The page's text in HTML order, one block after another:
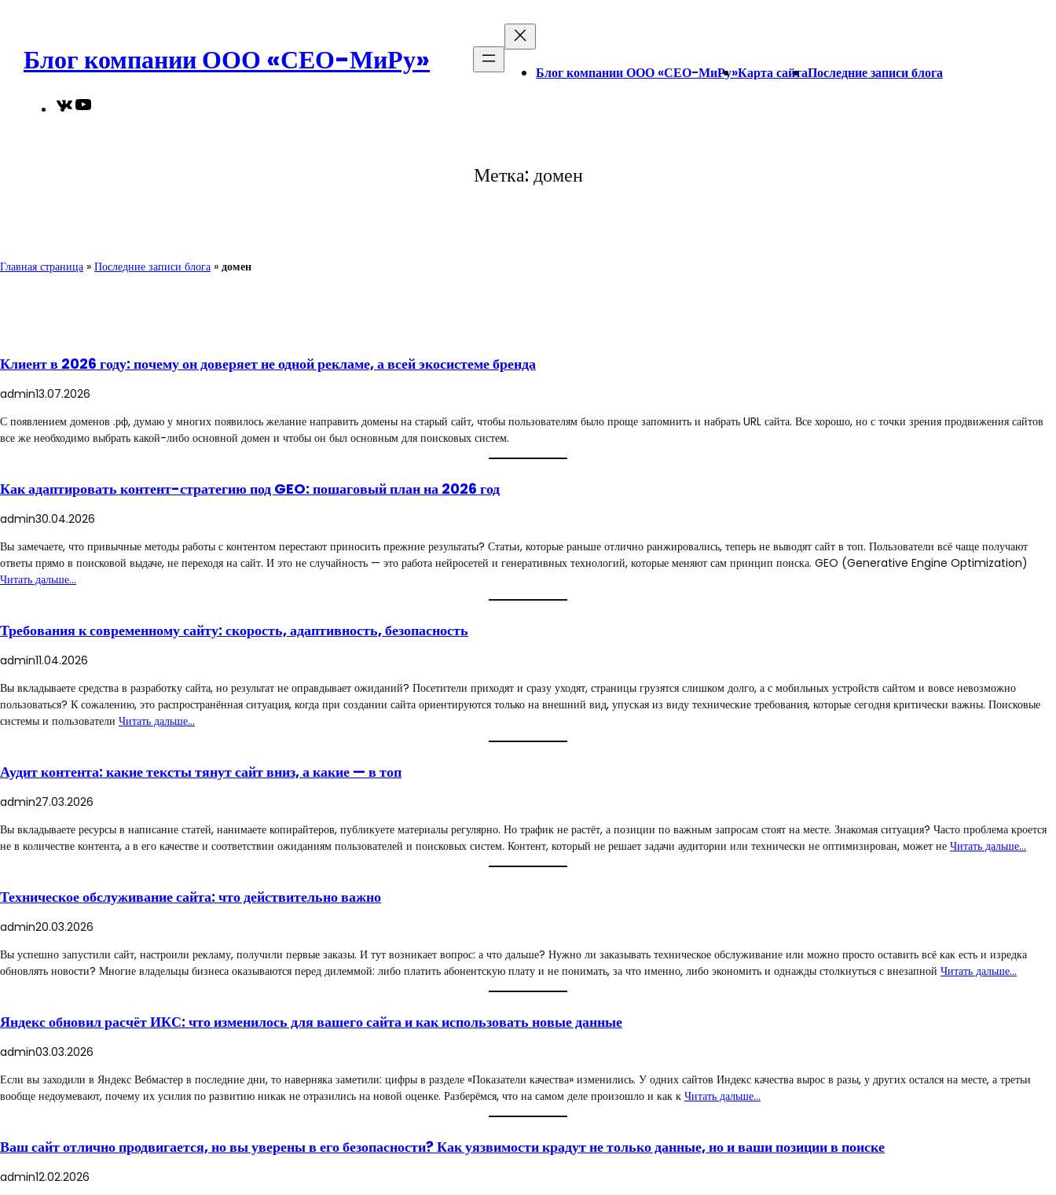
Блог компании ООО «СЕО-МиРу» Блог компании ООО «СЕО-МиРу»Карта сайтаПоследние записи блога
VK
Метка: домен
Главная страница » Последние записи блога » домен
Клиент в 2026 году: почему он доверяет не одной рекламе, а всей экосистеме бренда
admin13.07.2026
С появлением доменов .рф, думаю у многих появилось желание направить домены на старый сайт, чтобы пользователям было проще запомнить и набрать URL сайта. Все хорошо, но с точки зрения продвижения сайтов
все же необходимо выбрать какой-либо основной домен и чтобы он был основным для поисковых систем.
Как адаптировать контент-стратегию под GEO: пошаговый план на 2026 год
admin30.04.2026
Вы замечаете, что привычные методы работы с контентом перестают приносить прежние результаты? Статьи, которые раньше отлично ранжировались, теперь не выводят сайт в топ. Пользователи всё чаще получают
ответы прямо в поисковой выдаче, не переходя на сайт. И это не случайность — это работа нейросетей и генеративных технологий, которые меняют сам принцип поиска. GEO (Generative Engine Optimization)
Читать дальше…
Требования к современному сайту: скорость, адаптивность, безопасность
admin11.04.2026
Вы вкладываете средства в разработку сайта, но результат не оправдывает ожиданий? Посетители приходят и сразу уходят, страницы грузятся слишком долго, а с мобильных устройств сайтом и вовсе невозможно
пользоваться? К сожалению, это распространённая ситуация, когда при создании сайта ориентируются только на внешний вид, упуская из виду технические требования, которые сегодня критически важны. Поисковые
системы и пользователи Читать дальше…
Аудит контента: какие тексты тянут сайт вниз, а какие — в топ
admin27.03.2026
Вы вкладываете ресурсы в написание статей, нанимаете копирайтеров, публикуете материалы регулярно. Но трафик не растёт, а позиции по важным запросам стоят на месте. Знакомая ситуация? Часто проблема кроется
не в количестве контента, а в его качестве и соответствии ожиданиям пользователей и поисковых систем. Контент, который не решает задачи аудитории или технически не оптимизирован, может не Читать дальше…
Техническое обслуживание сайта: что действительно важно
admin20.03.2026
Вы успешно запустили сайт, настроили рекламу, получили первые заказы. И тут возникает вопрос: а что дальше? Нужно ли заказывать техническое обслуживание или можно просто оставить всё как есть и изредка
обновлять новости? Многие владельцы бизнеса оказываются перед дилеммой: либо платить абонентскую плату и не понимать, за что именно, либо экономить и однажды столкнуться с внезапной Читать дальше…
Яндекс обновил расчёт ИКС: что изменилось для вашего сайта и как использовать новые данные
admin03.03.2026
Если вы заходили в Яндекс Вебмастер в последние дни, то наверняка заметили: цифры в разделе «Показатели качества» изменились. У одних сайтов Индекс качества вырос в разы, у других остался на месте, а третьи
вообще недоумевают, почему их усилия по развитию никак не отразились на новой оценке. Разберёмся, что на самом деле произошло и как к Читать дальше…
Ваш сайт отлично продвигается, но вы уверены в его безопасности? Как уязвимости крадут не только данные, но и ваши позиции в поиске
admin12.02.2026